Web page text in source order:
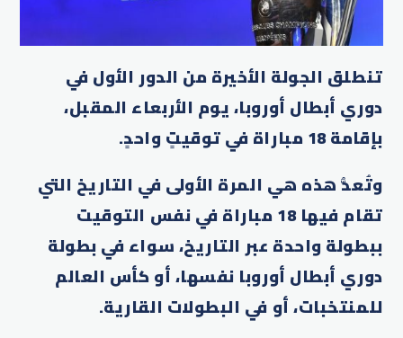
تنطلق الجولة الأخيرة من الدور الأول في
دوري أبطال أوروبا، يوم الأربعاء المقبل،
بإقامة 18 مباراة في توقيتٍ واحدٍ.
وتُعدُّ هذه هي المرة الأولى في التاريخ التي
تقام فيها 18 مباراة في نفس التوقيت
ببطولة واحدة عبر التاريخ، سواء في بطولة
دوري أبطال أوروبا نفسها، أو كأس العالم
للمنتخبات، أو في البطولات القارية.